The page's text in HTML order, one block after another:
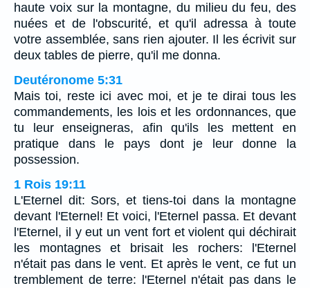
haute voix sur la montagne, du milieu du feu, des
nuées et de l'obscurité, et qu'il adressa à toute
votre assemblée, sans rien ajouter. Il les écrivit sur
deux tables de pierre, qu'il me donna.
Deutéronome 5:31
Mais toi, reste ici avec moi, et je te dirai tous les
commandements, les lois et les ordonnances, que
tu leur enseigneras, afin qu'ils les mettent en
pratique dans le pays dont je leur donne la
possession.
1 Rois 19:11
L'Eternel dit: Sors, et tiens-toi dans la montagne
devant l'Eternel! Et voici, l'Eternel passa. Et devant
l'Eternel, il y eut un vent fort et violent qui déchirait
les montagnes et brisait les rochers: l'Eternel
n'était pas dans le vent. Et après le vent, ce fut un
tremblement de terre: l'Eternel n'était pas dans le